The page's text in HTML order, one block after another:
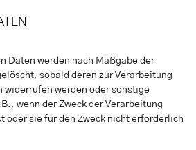
Daten werden nach Maßgabe der
sobald deren zur Verarbeitung
widerrufen werden oder sonstige
wenn der Zweck der Verarbeitung
oder sie für den Zweck nicht erforderlich